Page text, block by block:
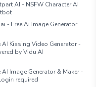
AI - NSFW Character AI
- Free Ai Image Generator
AI Kissing Video Generator -
by Vidu AI
AI Image Generator & Maker -
required